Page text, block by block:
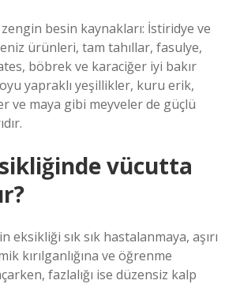
zengin besin kaynakları: İstiridye ve
ürünleri, tam tahıllar, fasulye,
böbrek ve karaciğer iyi bakır
yapraklı yeşillikler, kuru erik,
ve maya gibi meyveler de güçlü
vücutta
eksikliği sık sık hastalanmaya, aşırı
kırılganlığına ve öğrenme
fazlalığı ise düzensiz kalp